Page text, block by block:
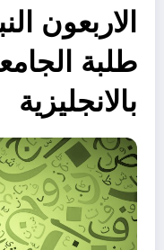
الاربعون
طلبة
بالانجليزية